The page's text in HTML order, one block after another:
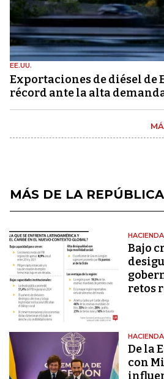
EE.UU.
Exportaciones de diésel de
récord ante la alta
MÁS DE LA REPÚBLICA
HACIENDA
Bajo
retos
HACIENDA
De la
con